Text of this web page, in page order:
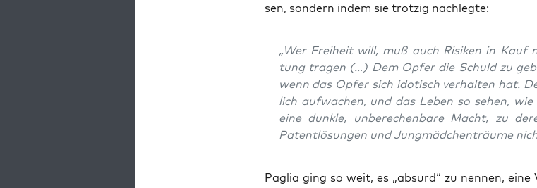
sen, son­dern indem sie trot­zig nachlegte:
„Wer Frei­heit will, muß auch Risi­ken in
tung tra­gen (…) Dem Opfer die Schuld zu
wenn das Opfer sich ido­tisch ver­hal­ten hat.
lich auf­wa­chen, und das Leben so sehen,
eine dunk­le, unbe­re­chen­ba­re Macht, zu
Patent­lö­sun­gen und Jung­mäd­chen­träu­me
Paglia ging so weit, es „absurd“ zu nen­nen,